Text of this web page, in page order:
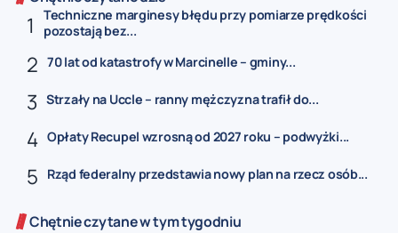
Techniczne marginesy błędu przy pomiarze prędkości
pozostają bez...
70 lat od katastrofy w Marcinelle – gminy...
Strzały na Uccle – ranny mężczyzna trafił do...
Opłaty Recupel wzrosną od 2027 roku – podwyżki...
Rząd federalny przedstawia nowy plan na rzecz osób...
Chętnie czytane w tym tygodniu